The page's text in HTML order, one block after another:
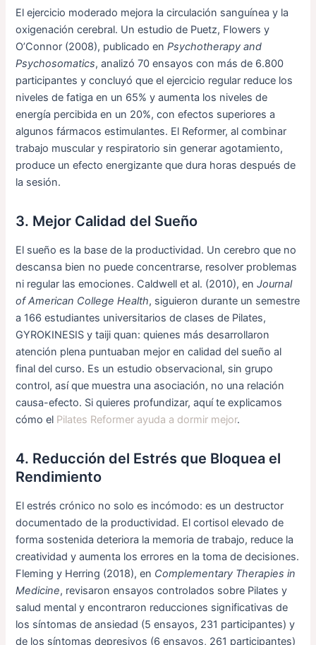
El ejercicio moderado mejora la circulación sanguínea y la
oxigenación cerebral. Un estudio de Puetz, Flowers y
O’Connor (2008), publicado enPsychotherapy and
Psychosomatics, analizó 70 ensayos con más de 6.800
participantes y concluyó que el ejercicio regular reduce los
niveles de fatiga en un 65% y aumenta los niveles de
energía percibida en un 20%, con efectos superiores a
algunos fármacos estimulantes. El Reformer, al combinar
trabajo muscular y respiratorio sin generar agotamiento,
produce un efecto energizante que dura horas después de
la sesión.
3. Mejor Calidad del Sueño
El sueño es la base de la productividad. Un cerebro que no
descansa bien no puede concentrarse, resolver problemas
ni regular las emociones. Caldwell et al. (2010), enJournal
of American College Health, siguieron durante un semestre
a 166 estudiantes universitarios de clases de Pilates,
GYROKINESIS y taiji quan: quienes más desarrollaron
atención plena puntuaban mejor en calidad del sueño al
final del curso. Es un estudio observacional, sin grupo
control, así que muestra una asociación, no una relación
causa-efecto. Si quieres profundizar, aquí te explicamos
cómo el Pilates Reformer ayuda a dormir mejor.
4. Reducción del Estrés que Bloquea el
Rendimiento
El estrés crónico no solo es incómodo: es un destructor
documentado de la productividad. El cortisol elevado de
forma sostenida deteriora la memoria de trabajo, reduce la
creatividad y aumenta los errores en la toma de decisiones.
Fleming y Herring (2018), en Complementary Therapies in
Medicine, revisaron ensayos controlados sobre Pilates y
salud mental y encontraron reducciones significativas de
los síntomas de ansiedad (5 ensayos, 231 participantes) y
de los síntomas depresivos (6 ensayos, 261 participantes)